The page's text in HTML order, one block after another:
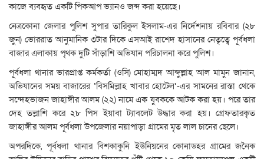
কাজে ব্যবহৃত একটি পিকআপ ভ্যানও জব্দ করা হয়েছে।
নেত্রকোনা জেলার পুলিশ সুপার তারিকুল ইসলাম-এর নির্দেশনায় রবিবার (২৮
জুন) ভোররাত আনুমানিক ৩টার দিকে এসআই রাশেদ হাসানের নেতৃত্বে পূর্বধলা
বাজার এলাকায় পৃথক দুটি সাঁড়াশি অভিযান পরিচালনা করে পুলিশ।
পূর্বধলা থানার ভারপ্রাপ্ত কর্মকর্তা (ওসি) মোহাম্মদ আব্দুল্লাহ আল মামুন জানান,
অভিযানের সময় বাজারের ‘বিসমিল্লাহ খাবার হোটেল’-এর সামনের রাস্তা থেকে
সন্দেহভাজন জাহাঙ্গীর আলম (২২) নামে এক যুবককে আটক করা হয়। পরে তার
দেহ তল্লাশি করে ২৮ পিস ইয়াবা ট্যাবলেট উদ্ধার করা হয়। গ্রেফতারকৃত
জাহাঙ্গীর আলম পূর্বধলা উপজেলার নয়াপাড়া গ্রামের মৃত লাল চানের ছেলে।
অপরদিকে, পূর্বধলা থানার বিশকাকুনি ইউনিয়নের কোনাডহর গ্রামের জনৈক